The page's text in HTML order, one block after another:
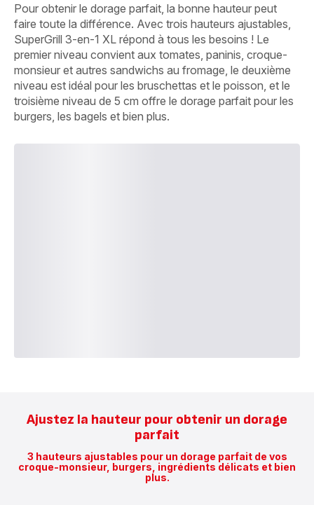
Pour obtenir le dorage parfait, la bonne hauteur peut
faire toute la différence. Avec trois hauteurs ajustables,
SuperGrill 3-en-1 XL répond à tous les besoins ! Le
premier niveau convient aux tomates, paninis, croque-
monsieur et autres sandwichs au fromage, le deuxième
niveau est idéal pour les bruschettas et le poisson, et le
troisième niveau de 5 cm offre le dorage parfait pour les
burgers, les bagels et bien plus.
Ajustez la hauteur pour obtenir un dorage
parfait
3 hauteurs ajustables pour un dorage parfait de vos
croque-monsieur, burgers, ingrédients délicats et bien
plus.